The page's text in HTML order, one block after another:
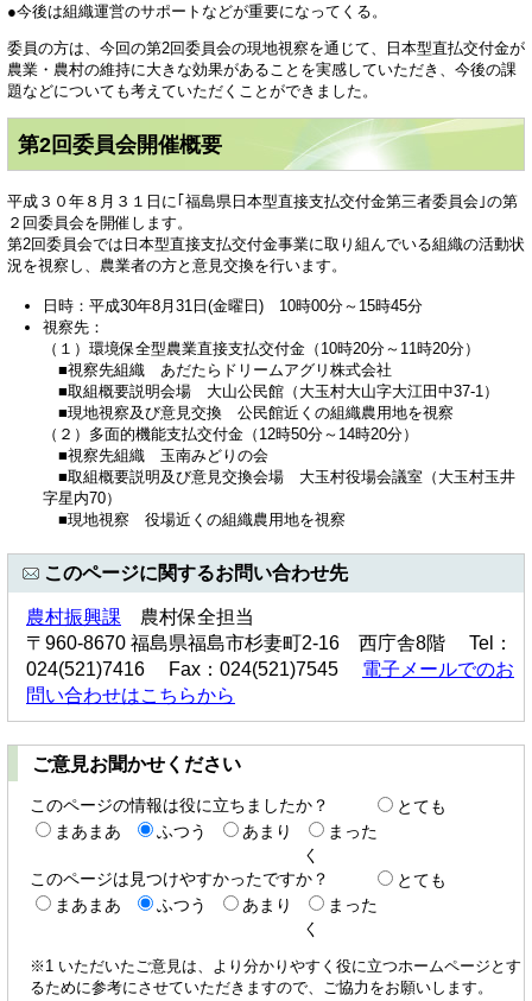
●今後は組織運営のサポートなどが重要になってくる。
委員の方は、今回の第2回委員会の現地視察を通じて、日本型直払交付金が
農業・農村の維持に大きな効果があることを実感していただき、今後の課
題などについても考えていただくことができました。
第2回委員会開催概要
平成３０年８月３１日に｢福島県日本型直接支払交付金第三者委員会｣の第
２回委員会を開催します。
第2回委員会では日本型直接支払交付金事業に取り組んでいる組織の活動状
況を視察し、農業者の方と意見交換を行います。
日時：平成30年8月31日(金曜日) 10時00分～15時45分
視察先：
（１）環境保全型農業直接支払交付金（10時20分～11時20分）
■視察先組織 あだたらドリームアグリ株式会社
■取組概要説明会場 大山公民館（大玉村大山字大江田中37-1）
■現地視察及び意見交換 公民館近くの組織農用地を視察
（２）多面的機能支払交付金（12時50分～14時20分）
■視察先組織 玉南みどりの会
■取組概要説明及び意見交換会場 大玉村役場会議室（大玉村玉井
字星内70）
■現地視察 役場近くの組織農用地を視察
このページに関するお問い合わせ先
農村振興課 農村保全担当
〒960-8670 福島県福島市杉妻町2-16 西庁舎8階 Tel：
024(521)7416 Fax：024(521)7545 電子メールでのお
問い合わせはこちらから
ご意見お聞かせください
このページの情報は役に立ちましたか？
とても
まあまあ
ふつう あまり
まった
く
このページは見つけやすかったですか？
とても
まあまあ
ふつう あまり
まった
く
※1 いただいたご意見は、より分かりやすく役に立つホームページとす
るために参考にさせていただきますので、ご協力をお願いします。